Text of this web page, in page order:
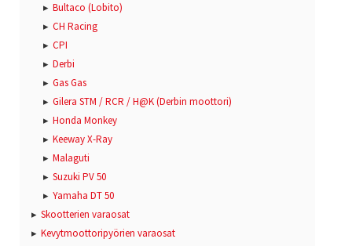
Bultaco (Lobito)
CH Racing
CPI
Derbi
Gas Gas
Gilera STM / RCR / H@K (Derbin moottori)
Honda Monkey
Keeway X-Ray
Malaguti
Suzuki PV 50
Yamaha DT 50
Skootterien varaosat
Kevytmoottoripyörien varaosat